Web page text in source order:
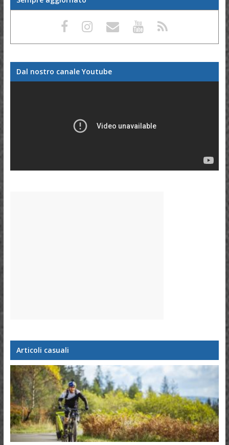
Dal nostro canale Youtube
Articoli casuali